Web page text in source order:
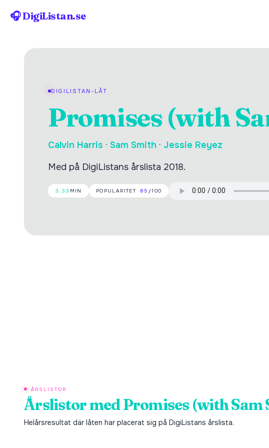
🎧 DigiListan.se
DIGILISTAN-LÅT
Promises (with
Calvin Harris · Sam Smith · Jessie Reyez
Med på DigiListans årslista 2018.
3:33 MIN POPULARITET ·85 /100
ÅRSLISTOR
Årslistor medPromises (with Sam
Helårsresultat där låten har placerat sig på DigiListans årslista.